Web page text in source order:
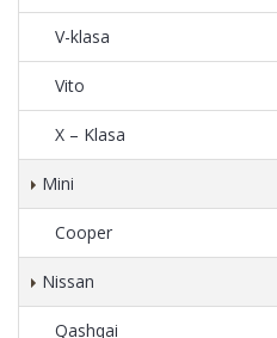
V-klasa
Vito
X – Klasa
Mini
Cooper
Nissan
Qashqai